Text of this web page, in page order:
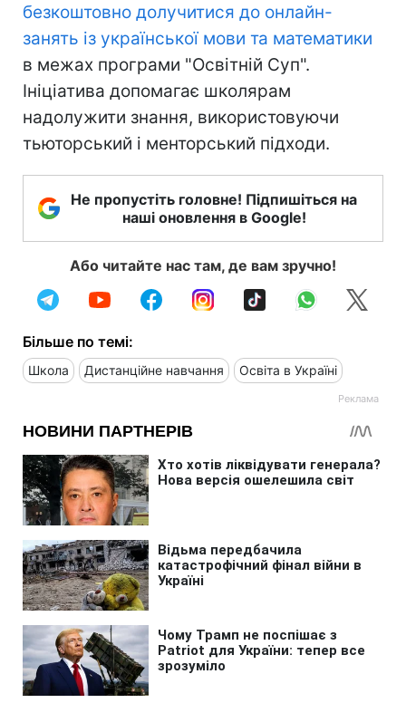
безкоштовно долучитися до онлайн-
занять із української мови та математики
в межах програми "Освітній Суп".
Ініціатива допомагає школярам
надолужити знання, використовуючи
тьюторський і менторський підходи.
Не пропустіть головне! Підпишіться на
наші оновлення в Google!
Або читайте нас там, де вам зручно!
Більше по темі:
Школа Дистанційне навчання Освіта в Україні